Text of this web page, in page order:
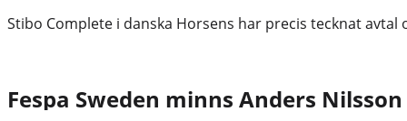
Stibo Complete i danska Horsens har precis tecknat avtal
Fespa Sweden minns Anders Nilsson